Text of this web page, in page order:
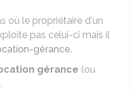
où le propriétaire d'un
pas celui-ci mais il
gérance.
gérance (ou